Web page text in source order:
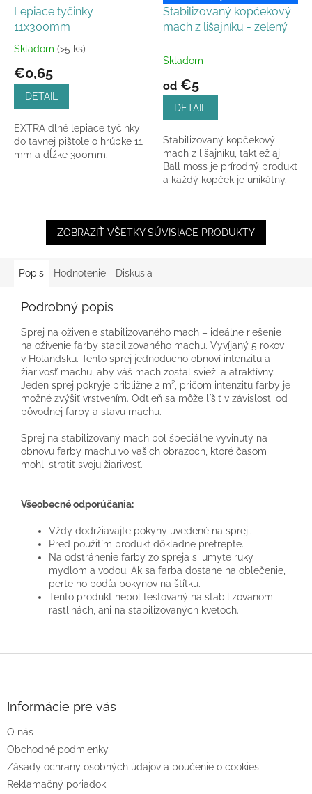
Lepiace tyčinky
11x300mm
Priemerné
produktu
5
hviezdičiek.
Skladom (>5 ks)
€0,65
DETAIL
EXTRA dlhé lepiace tyčinky
do tavnej pištole o hrúbke 11
mm a dĺžke 300mm.
Stabilizovaný kopčekový
mach z lišajníku - zelený
Skladom
od €5
DETAIL
Stabilizovaný kopčekový
mach z lišajníku, taktiež aj
Ball moss je prírodný produkt
a každý kopček je unikátny.
ZOBRAZIŤ VŠETKY SÚVISIACE PRODUKTY
Popis Hodnotenie Diskusia
Podrobný popis
Sprej na oživenie stabilizovaného mach – ideálne riešenie
na oživenie farby stabilizovaného machu. Vyvíjaný 5 rokov
v Holandsku. Tento sprej jednoducho obnoví intenzitu a
žiarivosť machu, aby váš mach zostal svieži a atraktívny.
Jeden sprej pokryje približne 2 m², pričom intenzitu farby je
možné zvýšiť vrstvením. Odtieň sa môže líšiť v závislosti od
pôvodnej farby a stavu machu.
Sprej na stabilizovaný mach bol špeciálne vyvinutý na
obnovu farby machu vo vašich obrazoch, ktoré časom
mohli stratiť svoju žiarivosť.
Všeobecné odporúčania:
Vždy dodržiavajte pokyny uvedené na spreji.
Pred použitím produkt dôkladne pretrepte.
Na odstránenie farby zo spreja si umyte ruky
mydlom a vodou. Ak sa farba dostane na oblečenie,
perte ho podľa pokynov na štítku.
Tento produkt nebol testovaný na stabilizovanom
rastlinách, ani na stabilizovaných kvetoch.
e
Informácie pre vás
O nás
Obchodné podmienky
Zásady ochrany osobných údajov a poučenie o cookies
Reklamačný poriadok